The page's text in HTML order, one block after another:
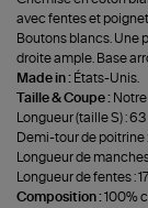
avec fentes et
Boutons blancs. Une
droite ample. Base
Made in : États-Unis.
Taille & Coupe :
Longueur (taille S) : 63
Demi-tour de poitrine :
Longueur de
Longueur de fentes :
Composition :100%